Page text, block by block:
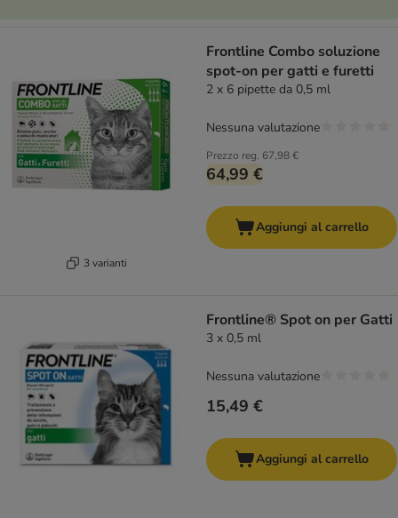
3 varianti
Frontline Combo soluzione
spot-on per gatti e furetti
2 x 6 pipette da 0,5 ml
Prezzo reg. 67,98 €
64,99 €
Nessuna valutazione
Aggiungi al carrello
Frontline® Spot on per Gatti
3 x 0,5 ml
15,49 €
Nessuna valutazione
Aggiungi al carrello